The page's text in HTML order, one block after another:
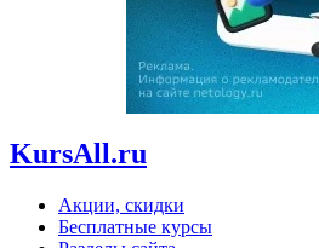
KursAll.ru
Акции, скидки
Бесплатные курсы